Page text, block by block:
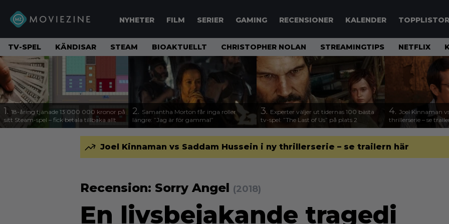
NYHETER FILM SERIER GAMING RECENSIONER KALENDER TOPPLISTOR
TV-SPEL KÄNDISAR STEAM BIOAKTUELLT CHRISTOPHER NOLAN STREAMINGTIPS NETFLIX
1. 18-åring tjänade 13 000 000 kronor på
sitt Steam-spel – fick betala tillbaka allt
2. Samantha Morton får inga roller
längre: ”Jag är för gammal”
3. Experter väljer ut tidernas 100 bästa
tv-spel: ”The Last of Us” på plats 2
4. Joel Kinnaman
thrillerserie – se
Joel Kinnaman vs Saddam Hussein i ny thrillerserie – se trailern här
Recension: Sorry Angel (2018)
En livsbejakande tragedi